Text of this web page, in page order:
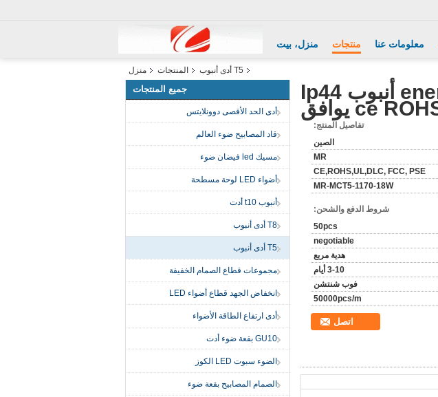
منزل، بيت منتجات معلومات عنا
منزل المنتجات T5 أدى أنبوب
جميع المنتجات
أدى الحد الأقصى دوونلايتس
قاد المصابيح ضوء العالم
مسيك led فيضان ضوء
أضواء LED لوحة مسطحة
أنبوب t10 أدت
T8 أدى أنبوب
T5 أدى أنبوب
مجموعات قطاع الصمام الخفيفة
انخفاض الجهد قطاع أضواء LED
أدى ارتفاع الطاقة الأضواء
GU10 بقعة ضوء أدت
الضوء سبوت LED الكوز
الصمام المصابيح بقعة ضوء
energy-saving 1200mm 18watt T5 led أنبوب Ip44
تفاصيل المنتج:
الصين
MR
CE,ROHS,UL,DLC, FCC, PSE
MR-MCT5-1170-18W
شروط الدفع والشحن:
50pcs
negotiable
هدية مربع
3-10 أيام
فوب شنتشن
50000pcs/m
اتصل